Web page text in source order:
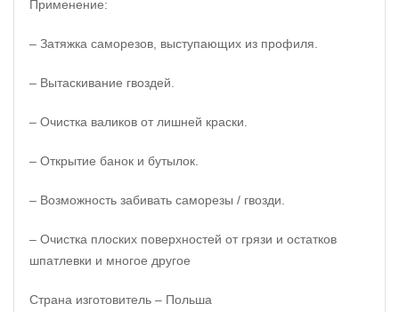
Применение:
– Затяжка саморезов, выступающих из профиля.
– Вытаскивание гвоздей.
– Очистка валиков от лишней краски.
– Открытие банок и бутылок.
– Возможность забивать саморезы / гвозди.
– Очистка плоских поверхностей от грязи и остатков
шпатлевки и многое другое
Страна изготовитель – Польша